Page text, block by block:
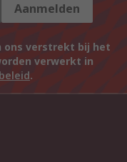
Aanmelden
ons verstrekt bij het
verwerkt in
.